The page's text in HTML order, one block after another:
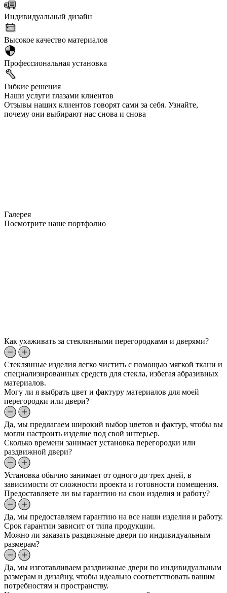
Индивидуальный дизайн
Высокое качество материалов
Профессиональная установка
Гибкие решения
Наши услуги глазами клиентов
Отзывы наших клиентов говорят сами за себя. Узнайте,
почему они выбирают нас снова и снова
Галерея
Посмотрите наше портфолио
Как ухаживать за стеклянными перегородками и дверями?
Стеклянные изделия легко чистить с помощью мягкой ткани и
специализированных средств для стекла, избегая абразивных
материалов.
Могу ли я выбрать цвет и фактуру материалов для моей
перегородки или двери?
Да, мы предлагаем широкий выбор цветов и фактур, чтобы вы
могли настроить изделие под свой интерьер.
Сколько времени занимает установка перегородки или
раздвижной двери?
Установка обычно занимает от одного до трех дней, в
зависимости от сложности проекта и готовности помещения.
Предоставляете ли вы гарантию на свои изделия и работу?
Да, мы предоставляем гарантию на все наши изделия и работу.
Срок гарантии зависит от типа продукции.
Можно ли заказать раздвижные двери по индивидуальным
размерам?
Да, мы изготавливаем раздвижные двери по индивидуальным
размерам и дизайну, чтобы идеально соответствовать вашим
потребностям и пространству.